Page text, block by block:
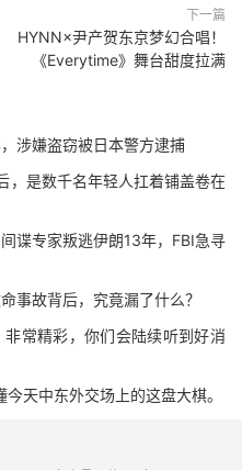
下一篇
HYNN×尹产贺东京梦幻合唱！
《Everytime》舞台甜度拉满
涉嫌盗窃被日本警方逮捕
，是数千名年轻人扛着铺盖卷在
谍专家叛逃伊朗13年，FBI急寻
事故背后，究竟漏了什么？
常精彩，你们会陆续听到好消
今天中东外交场上的这盘大棋。